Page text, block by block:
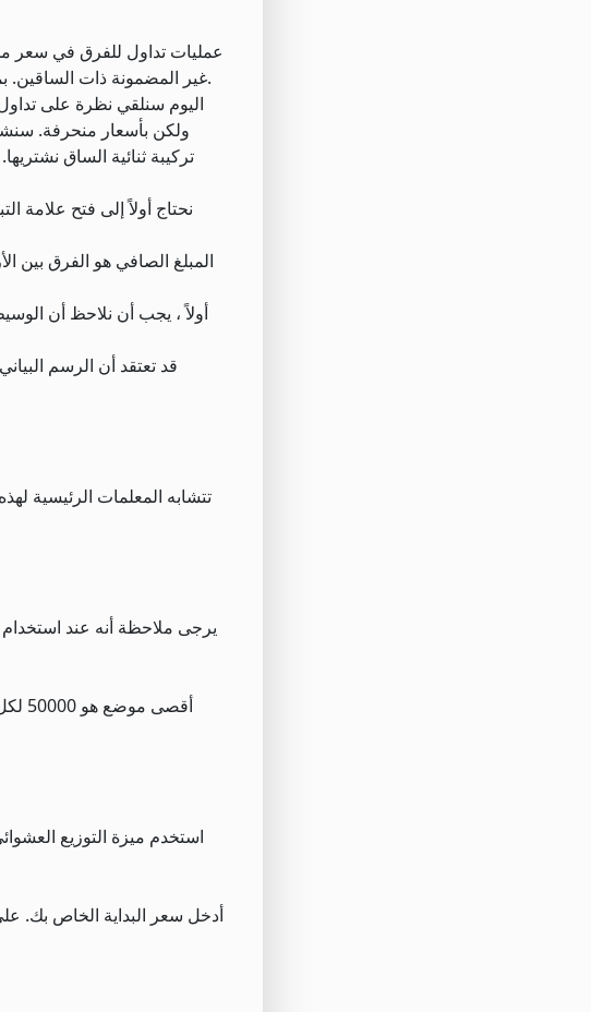
غير المضمونة ذات الساقين. بمجرد اختيار الزوج ، نتعامل مع فرق السعر بنفس الطريقة التي تعاملنا بها مع سعر السهم الحقيقي في تداول بسيط.
اليوم سنلقي نظرة على
ولكن بأسعار منحرفة.
تركيبة ثنائية الساق
نحتاج أولاً إلى فتح علامة
المبلغ الصافي هو الفرق
أولاً ، يجب أن نلاحظ أن
تتشابه المعلمات الرئيسية